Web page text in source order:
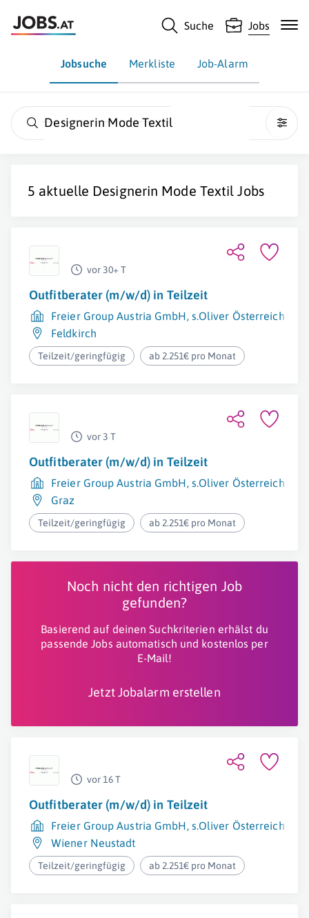
Suche Jobs
Jobsuche Merkliste Job-Alarm
Designerin Mode Textil
5 aktuelle Designerin Mode Textil Jobs
vor 30+ T
Outfitberater (m/w/d) in Teilzeit
Freier Group Austria GmbH, s.Oliver Österreich
Feldkirch
Teilzeit/geringfügig ab 2.251€ pro Monat
vor 3 T
Outfitberater (m/w/d) in Teilzeit
Freier Group Austria GmbH, s.Oliver Österreich
Graz
Teilzeit/geringfügig ab 2.251€ pro Monat
Noch nicht den richtigen Job
gefunden?
Basierend auf deinen Suchkriterien erhälst du
passende Jobs automatisch und kostenlos per
E-Mail!
Jetzt Jobalarm erstellen
vor 16 T
Outfitberater (m/w/d) in Teilzeit
Freier Group Austria GmbH, s.Oliver Österreich
Wiener Neustadt
Teilzeit/geringfügig ab 2.251€ pro Monat